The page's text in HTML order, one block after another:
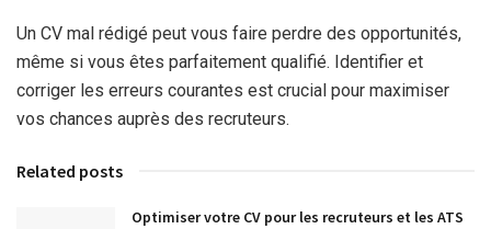
Un CV mal rédigé peut vous faire perdre des opportunités,
même si vous êtes parfaitement qualifié. Identifier et
corriger les erreurs courantes est crucial pour maximiser
vos chances auprès des recruteurs.
Related posts
Optimiser votre CV pour les recruteurs et les ATS